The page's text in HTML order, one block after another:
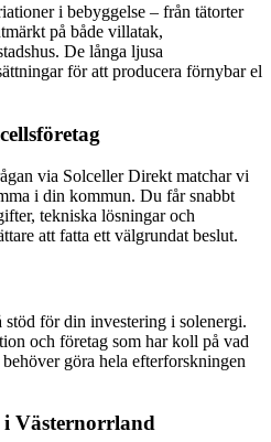
i bebyggelse – från tätorter
på både villatak,
De långa ljusa
för att producera förnybar el
via Solceller Direkt matchar vi
i din kommun. Du får snabbt
tekniska lösningar och
att fatta ett välgrundat beslut.
för din investering i solenergi.
och företag som har koll på vad
göra hela efterforskningen
i Västernorrland